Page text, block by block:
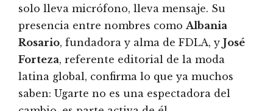
solo lleva micrófono, lleva mensaje. Su
presencia entre nombres como Albania
Rosario, fundadora y alma de FDLA, y José
Forteza, referente editorial de la moda
latina global, confirma lo que ya muchos
saben: Ugarte no es una espectadora del